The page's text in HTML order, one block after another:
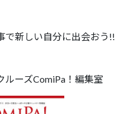
で新しい自分に出会おう!!
ルーズComiPa！編集室